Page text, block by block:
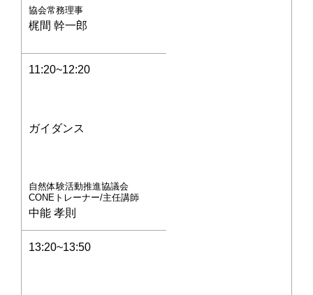
協会常務理事
梶間 幹一郎
11:20~12:20
ガイダンス
自然体験活動推進協議会
CONEトレーナー/主任講師
中能 孝則
13:20~13:50